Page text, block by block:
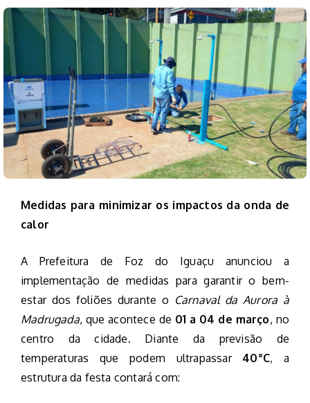
Medidas para minimizar os impactos da onda de
calor
A Prefeitura de Foz do Iguaçu anunciou a
implementação de medidas para garantir o bem-
estar dos foliões durante o Carnaval da Aurora à
Madrugada, que acontece de 01 a 04 de março, no
centro da cidade. Diante da previsão de
temperaturas que podem ultrapassar 40°C, a
estrutura da festa contará com: